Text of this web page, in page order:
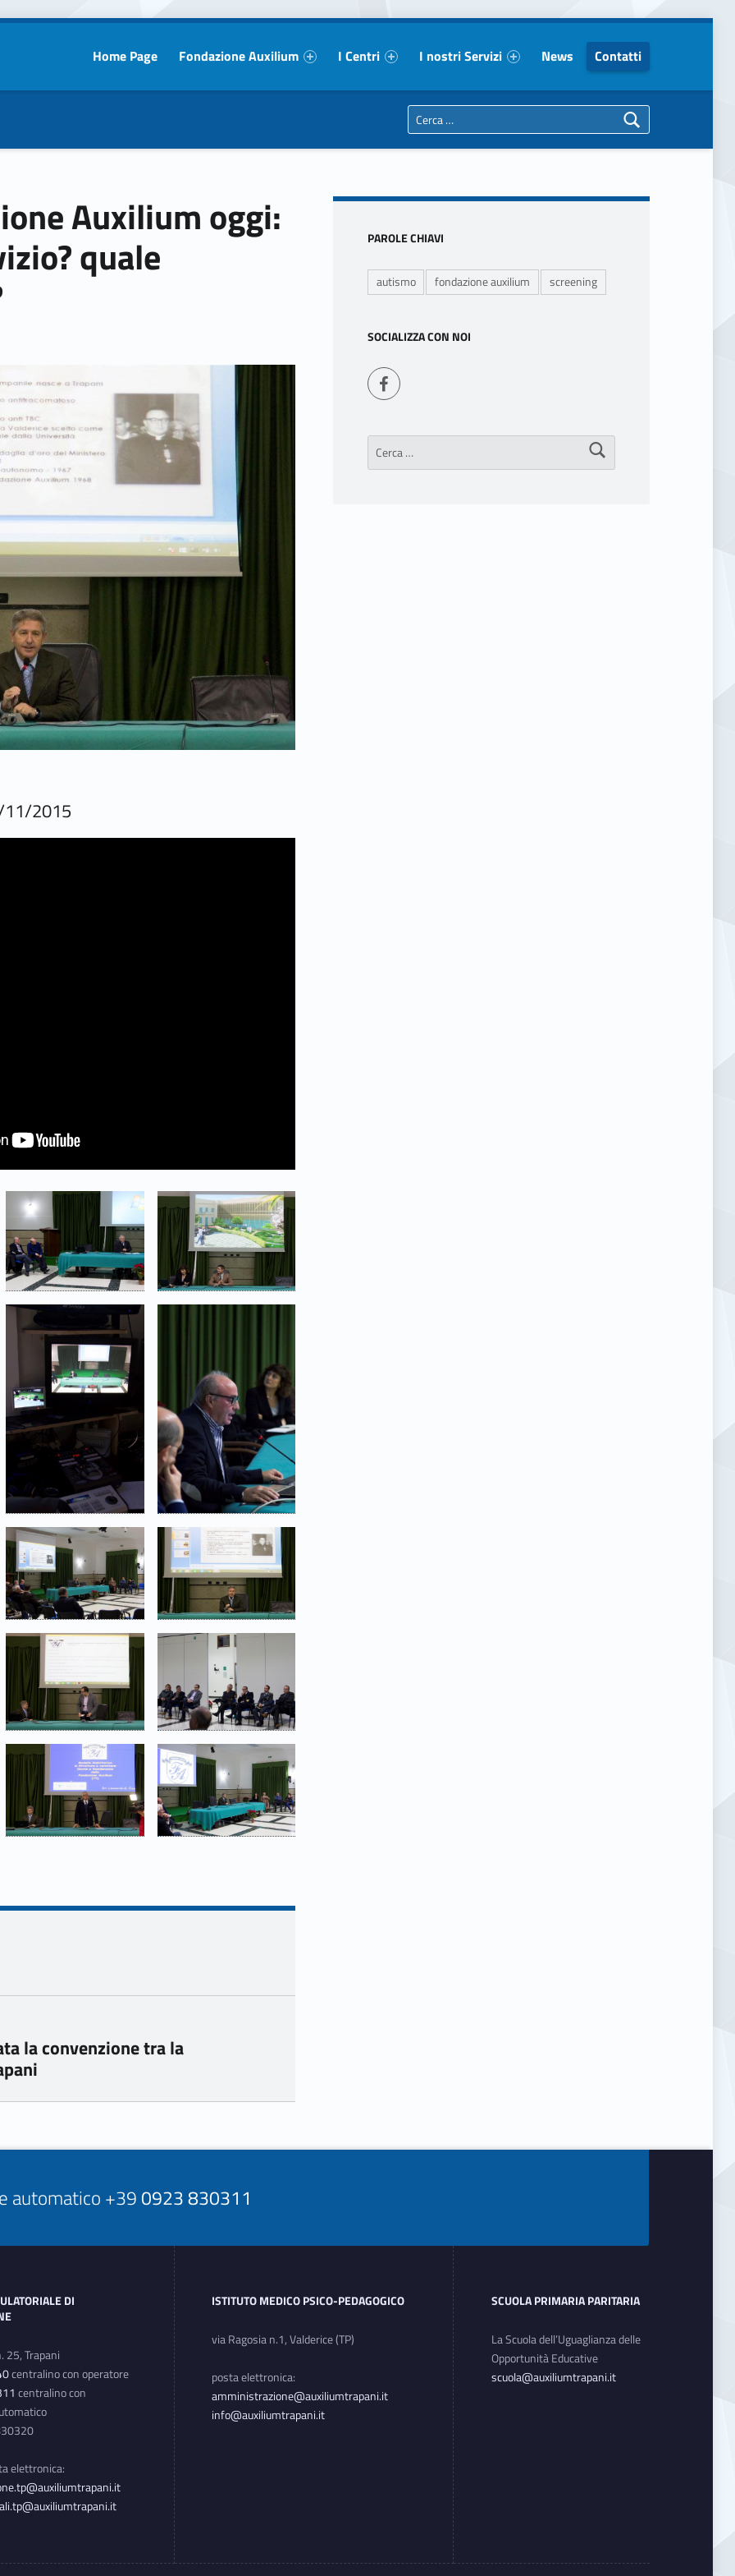
Primary Menu
Home Page Fondazione Auxilium I Centri I nostri Servizi News Contatti
Auxilium oggi:
quale
11/2015
la convenzione tra la
Sidebar
PAROLE CHIAVI
autismo fondazione auxilium screening
SOCIALIZZA CON NOI
Seguici su Facebook
Ricerca per:
automatico +390923 830311
DI
25, Trapani
centralino con operatore
centralino con
elettronica:
ISTITUTO MEDICO PSICO-PEDAGOGICO
via Ragosia n.1, Valderice (TP)
posta elettronica:
amministrazione@auxiliumtrapani.it
info@auxiliumtrapani.it
SCUOLA PRIMARIA PARITARIA
La Scuola dell’Uguaglianza delle
Opportunità Educative
scuola@auxiliumtrapani.it